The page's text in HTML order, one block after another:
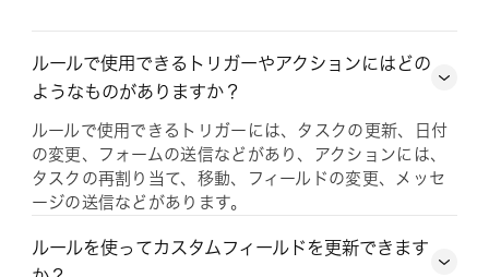
ルールで使用できるトリガーやアクションにはどの
ようなものがありますか？
ルールで使用できるトリガーには、タスクの更新、日付
の変更、フォームの送信などがあり、アクションには、
タスクの再割り当て、移動、フィールドの変更、メッセ
ージの送信などがあります。
ルールを使ってカスタムフィールドを更新できます